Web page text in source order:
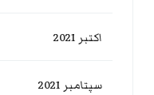
اکتبر 2021
سپتامبر 2021